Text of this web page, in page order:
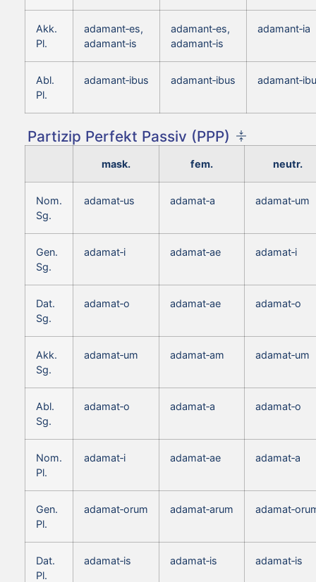
Akk.
Pl.
adamant‑es,
adamant‑is
adamant‑es,
adamant‑is
adamant‑ia
Abl.
Pl.
adamant‑ibus adamant‑ibus
Partizip Perfekt Passiv (PPP)
mask. fem. neutr.
Nom.
Sg.
adamat‑us adamat‑a adamat‑um
Gen.
Sg.
adamat‑i adamat‑ae adamat‑i
Dat.
Sg.
adamat‑o adamat‑ae adamat‑o
Akk.
Sg.
adamat‑um adamat‑am adamat‑um
Abl.
Sg.
adamat‑o adamat‑a adamat‑o
Nom.
Pl.
adamat‑i adamat‑ae adamat‑a
Gen.
Pl.
adamat‑orum adamat‑arum
Dat.
Pl.
adamat‑is adamat‑is adamat‑is